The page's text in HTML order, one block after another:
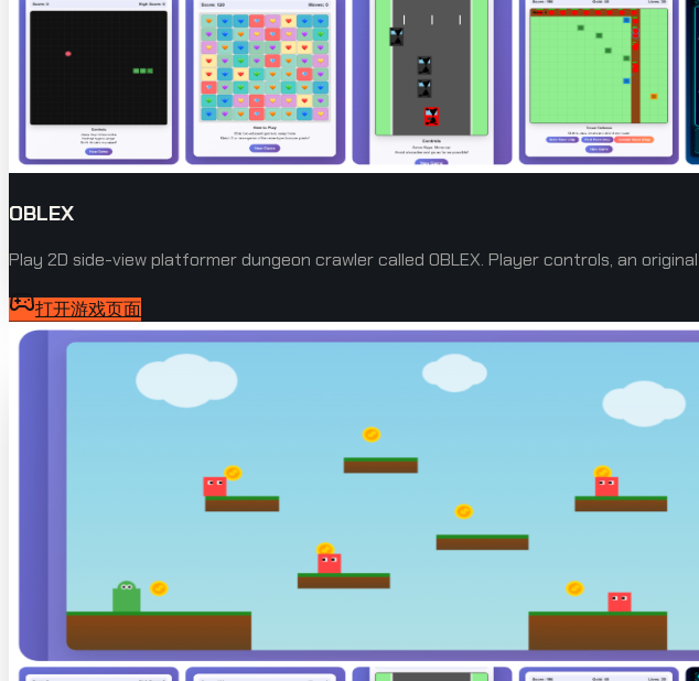
OBLEX
Play 2D side-view platformer dungeon crawler called OBLEX. Player controls, an
打开游戏页面